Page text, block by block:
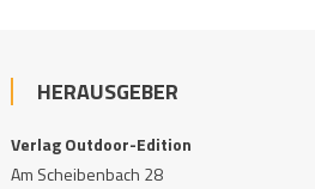
HERAUSGEBER
Verlag Outdoor-Edition
Am Scheibenbach 28